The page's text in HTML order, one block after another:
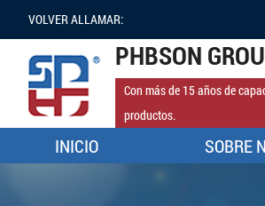
VOLVER ALLAMAR:
PHBSON
Con más de 15 años de
productos.
INICIO SOBRE